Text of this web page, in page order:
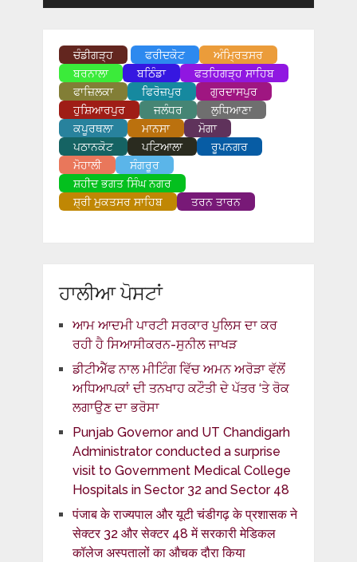
ਚੰਡੀਗੜ੍ਹ ਫਰੀਦਕੋਟ
ਅੰਮ੍ਰਿਤਸਰ
ਬਰਨਾਲਾ
ਬਠਿੰਡਾ
ਫਤਹਿਗੜ੍ਹ ਸਾਹਿਬ
ਫਾਜ਼ਿਲਕਾ
ਫਿਰੋਜ਼ਪੁਰ
ਗੁਰਦਾਸਪੁਰ
ਹੁਸ਼ਿਆਰਪੁਰ
ਜਲੰਧਰ
ਲੁਧਿਆਣਾ
ਕਪੂਰਥਲਾ
ਮਾਨਸਾ
ਮੋਗਾ
ਪਠਾਨਕੋਟ
ਪਟਿਆਲਾ
ਰੂਪਨਗਰ
ਮੋਹਾਲੀ
ਸੰਗਰੂਰ
ਸ਼ਹੀਦ ਭਗਤ ਸਿੰਘ ਨਗਰ
ਸ਼੍ਰੀ ਮੁਕਤਸਰ ਸਾਹਿਬ
ਤਰਨ ਤਾਰਨ
ਹਾਲੀਆ ਪੋਸਟਾਂ
ਆਮ ਆਦਮੀ ਪਾਰਟੀ ਸਰਕਾਰ ਪੁਲਿਸ ਦਾ ਕਰ
ਰਹੀ ਹੈ ਸਿਆਸੀਕਰਨ-ਸੁਨੀਲ ਜਾਖੜ
ਡੀਟੀਐੱਫ ਨਾਲ ਮੀਟਿੰਗ ਵਿੱਚ ਅਮਨ ਅਰੋੜਾ ਵੱਲੋਂ
ਅਧਿਆਪਕਾਂ ਦੀ ਤਨਖਾਹ ਕਟੌਤੀ ਦੇ ਪੱਤਰ ‘ਤੇ ਰੋਕ
ਲਗਾਉਣ ਦਾ ਭਰੋਸਾ
Punjab Governor and UT Chandigarh
Administrator conducted a surprise
visit to Government Medical College
Hospitals in Sector 32 and Sector 48
पंजाब के राज्यपाल और यूटी चंडीगढ़ के प्रशासक ने
सेक्टर 32 और सेक्टर 48 में सरकारी मेडिकल
कॉलेज अस्पतालों का औचक दौरा किया